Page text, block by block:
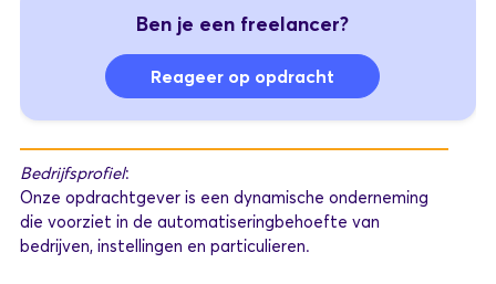
Ben je een freelancer?
Reageer op opdracht
Bedrijfsprofiel:
Onze opdrachtgever is een dynamische onderneming
die voorziet in de automatiseringbehoefte van
bedrijven, instellingen en particulieren.